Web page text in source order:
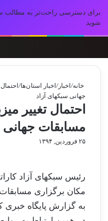
برای دسترسی راحت‌تر به مطالب
شوید
خانه/اخبار/اخبار استان‌ها/
جهانی سبکهای آزاد
احتمال تغییر
مسابقات جهانی
۲۵ فروردین, ۱۳۹۴
رئیس سبکهای آزاد
مکان برگزاری
به گزارش پایگاه خبری